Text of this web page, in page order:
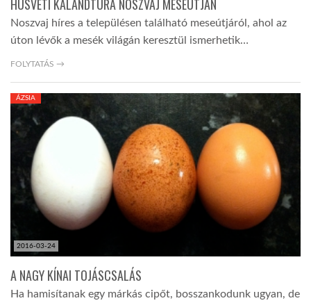
HÚSVÉTI KALANDTÚRA NOSZVAJ MESEÚTJÁN
Noszvaj híres a településen található meseútjáról, ahol az
úton lévők a mesék világán keresztül ismerhetik…
FOLYTATÁS →
2016-03-24
ÁZSIA
A NAGY KÍNAI TOJÁSCSALÁS
Ha hamisítanak egy márkás cipőt, bosszankodunk ugyan, de